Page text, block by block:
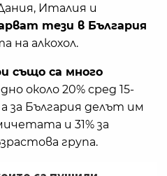
Италия и
тези в България
на алкохол.
също са много
около 20% сред 15-
България делът им
и 31% за
група.